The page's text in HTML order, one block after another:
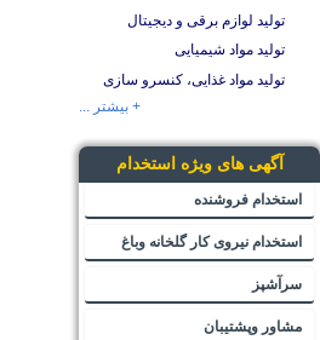
تولید لوازم برقی و دیجیتال
تولید مواد شیمیایی
تولید مواد غذایی، کنسرو سازی
+ بیشتر ...
آگهی های ویژه استخدام
استخدام فروشنده
استخدام نیروی کار گلخانه وباغ
سرآشپز
مشاور وپشتیبان